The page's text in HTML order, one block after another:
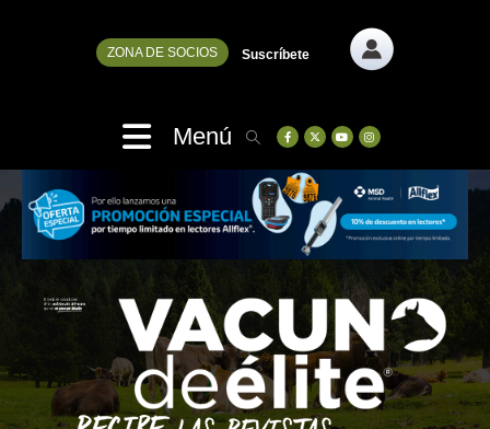
ZONA DE SOCIOS Suscríbete
Menú